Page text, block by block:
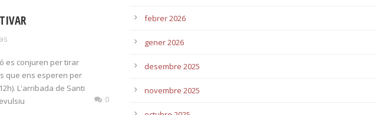
es conjuren per tirar
que ens esperen per
L'arribada de Santi
0
febrer 2026
gener 2026
desembre 2025
novembre 2025